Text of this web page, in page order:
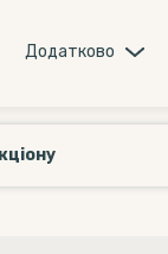
Додатково